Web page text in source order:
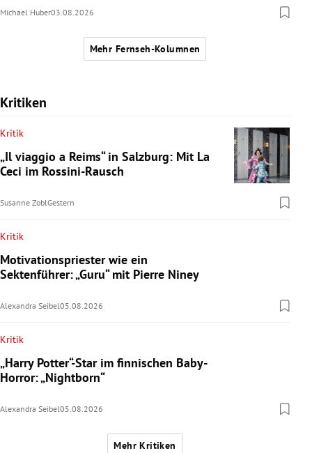
Michael Huber03.08.2026
Mehr Fernseh-Kolumnen
Kritiken
Kritik
„Il viaggio a Reims“ in Salzburg: Mit La
Ceci im Rossini-Rausch
Susanne ZoblGestern
Kritik
Motivationspriester wie ein
Sektenführer: „Guru“ mit Pierre Niney
Alexandra Seibel05.08.2026
Kritik
„Harry Potter“-Star im finnischen Baby-
Horror: „Nightborn“
Alexandra Seibel05.08.2026
Mehr Kritiken